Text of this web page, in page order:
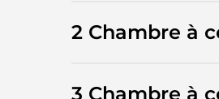
2 Chambre à
3 Chambre à